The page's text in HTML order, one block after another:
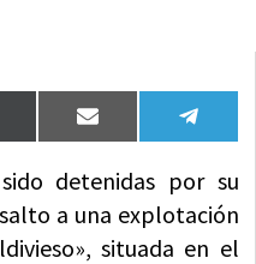
Compartir
en
Email
en
detenidas por su
a una explotación
situada en el